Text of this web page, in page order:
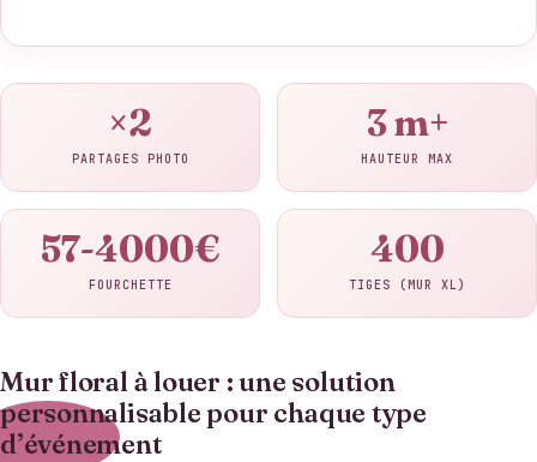
×2
PARTAGES PHOTO
3 m+
HAUTEUR MAX
57-4000€
FOURCHETTE
400
TIGES (MUR XL)
Mur floral à louer : une solution
personnalisable pour chaque type
d’événement